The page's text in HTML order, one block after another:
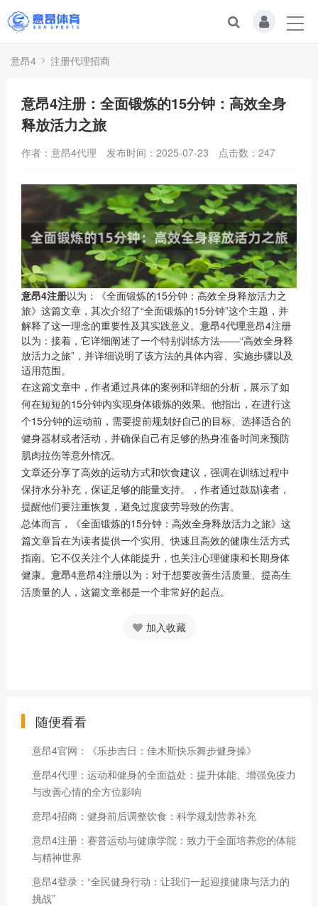
意昂4 注册代理招商
意昂4注册：全面锻炼的15分钟：高效全身
释放活力之旅
作者：意昂4代理 发布时间：2025-07-23 点击数： 247
意昂4注册以为：《全面锻炼的15分钟：高效全身释放活力之
旅》这篇文章，其次介绍了“全面锻炼的15分钟”这个主题，并
解释了这一理念的重要性及其实践意义。 意昂4代理意昂4注册
以为：接着，它详细阐述了一个特别训练方法——“高效全身释
放活力之旅”，并详细说明了该方法的具体内容、实施步骤以及
适用范围。
在这篇文章中，作者通过具体的案例和详细的分析，展示了如
何在短短的15分钟内实现身体锻炼的效果。他指出，在进行这
个15分钟的运动前，需要提前规划好自己的目标、选择适合的
健身器材或者活动，并确保自己有足够的热身准备时间来预防
肌肉拉伤等意外情况。
文章还分享了高效的运动方式和饮食建议，强调在训练过程中
保持水分补充，保证足够的能量支持。，作者通过鼓励读者，
提醒他们要注重恢复，避免过度疲劳导致的伤害。
总体而言，《全面锻炼的15分钟：高效全身释放活力之旅》这
篇文章旨在为读者提供一个实用、快速且高效的健康生活方式
指南。它不仅关注个人体能提升，也关注心理健康和长期身体
健康。 意昂4意昂4注册以为：对于想要改善生活质量、提高生
活质量的人，这篇文章都是一个非常好的起点。
加入收藏
随便看看
意昂4官网：《乐步吉日：佳木斯快乐舞步健身操》
意昂4代理：运动和健身的全面益处：提升体能、增强免疫力
与改善心情的全方位影响
意昂4招商：健身前后调整饮食：科学规划营养补充
意昂4注册：赛普运动与健康学院：致力于全面培养您的体能
与精神世界
意昂4登录：“全民健身行动：让我们一起迎接健康与活力的
挑战”